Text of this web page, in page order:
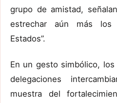
grupo de amistad,
estrechar aún más
Estados”.
En un gesto simbólico,
delegaciones
muestra del